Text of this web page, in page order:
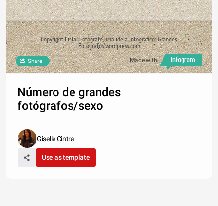
Copyright Lista: Fotografe uma ideia. Infográfico: Grandes
Fotógrafos.wordpress.com
Made with
Share
Número de grandes
fotógrafos/sexo
Giselle Cintra
Use as template